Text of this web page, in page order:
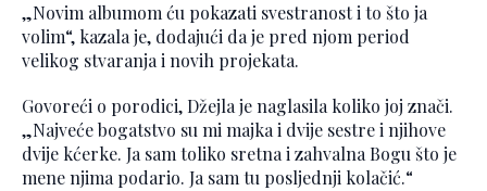
„Novim albumom ću pokazati svestranost i to što ja
volim“, kazala je, dodajući da je pred njom period
velikog stvaranja i novih projekata.
Govoreći o porodici, Džejla je naglasila koliko joj znači.
„Najveće bogatstvo su mi majka i dvije sestre i njihove
dvije kćerke. Ja sam toliko sretna i zahvalna Bogu što je
mene njima podario. Ja sam tu posljednji kolačić.“